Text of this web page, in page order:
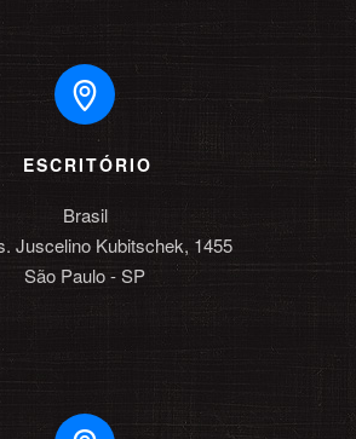
ESCRITÓRIO
Brasil
Juscelino Kubitschek, 1455
São Paulo - SP